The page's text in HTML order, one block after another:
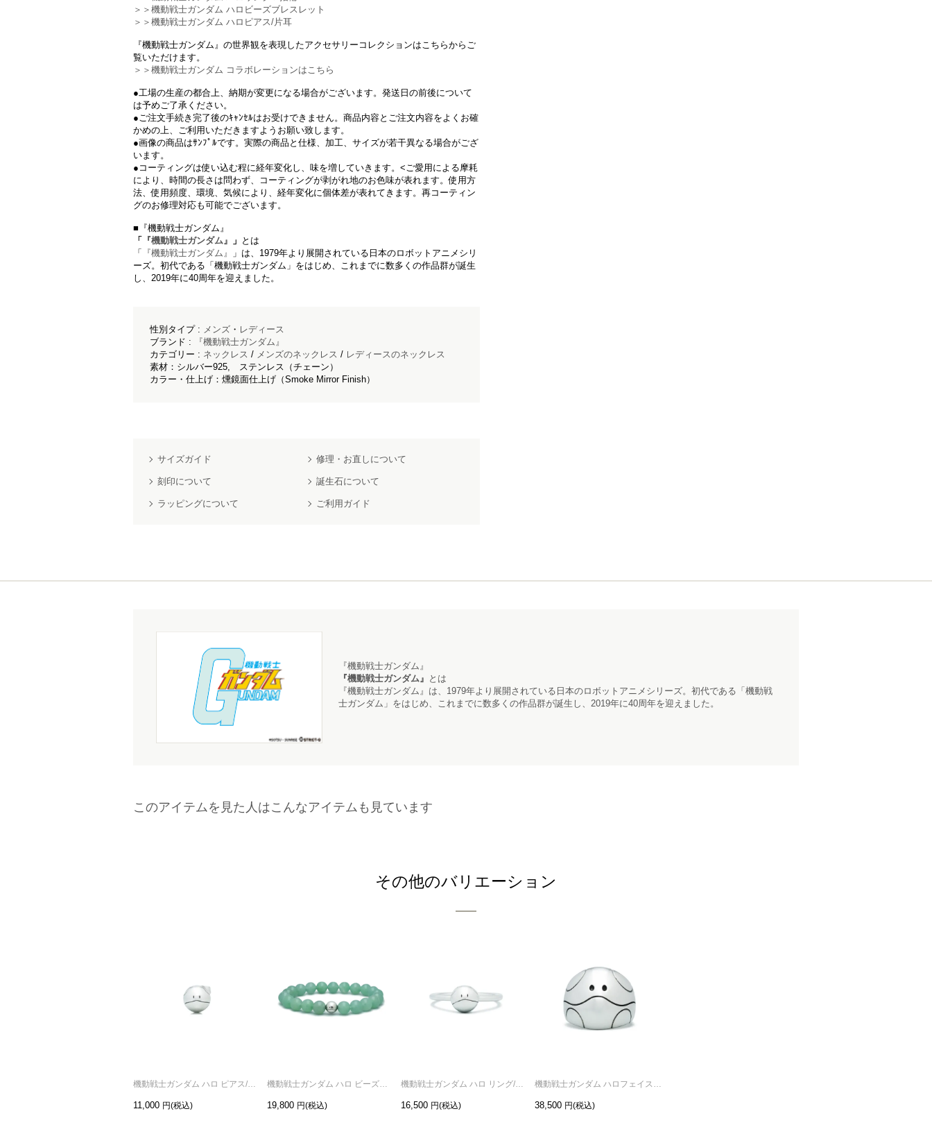
＞＞機動戦士ガンダム ハロビーズブレスレット
＞＞機動戦士ガンダム ハロピアス/片耳
『機動戦士ガンダム』の世界観を表現したアクセサリーコレクションはこちらからご
覧いただけます。
＞＞機動戦士ガンダム コラボレーションはこちら
●工場の生産の都合上、納期が変更になる場合がございます。発送日の前後について
は予めご了承ください。
●ご注文手続き完了後のｷｬﾝｾﾙはお受けできません。商品内容とご注文内容をよくお確
かめの上、ご利用いただきますようお願い致します。
●画像の商品はｻﾝﾌﾟﾙです。実際の商品と仕様、加工、サイズが若干異なる場合がござ
います。
●コーティングは使い込む程に経年変化し、味を増していきます。<ご愛用による摩耗
により、時間の長さは問わず、コーティングが剥がれ地のお色味が表れます。使用方
法、使用頻度、環境、気候により、経年変化に個体差が表れてきます。再コーティン
グのお修理対応も可能でございます。
■『機動戦士ガンダム』
「
『機動戦士ガンダム』 」 とは
「
『機動戦士ガンダム』
」は、1979年より展開されている日本のロボットアニメシリ
ーズ。初代である「機動戦士ガンダム」をはじめ、これまでに数多くの作品群が誕生
し、2019年に40周年を迎えました。
性別タイプ : メンズ ・ レディース
ブランド :
『機動戦士ガンダム』
カテゴリー : ネックレス / メンズのネックレス / レディースのネックレス
素材：シルバー925, ステンレス（チェーン）
カラー・仕上げ：燻鏡面仕上げ（Smoke Mirror Finish）
サイズガイド 修理・お直しについて
刻印について 誕生石について
ラッピングについて ご利用ガイド
『機動戦士ガンダム』
『機動戦士ガンダム』 とは
『機動戦士ガンダム』 は、1979年より展開されている日本のロボットアニメシリーズ。初代である「機動戦
士ガンダム」をはじめ、これまでに数多くの作品群が誕生し、2019年に40周年を迎えました。
このアイテムを見た人はこんなアイテムも見ています
その他のバリエーション
11,000 19,800 16,500 38,500